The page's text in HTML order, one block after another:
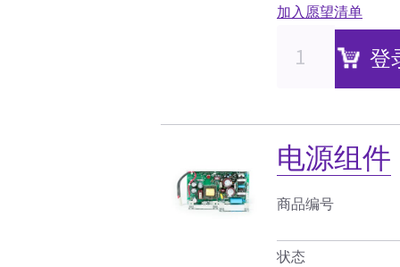
加入愿望清单
登
电源组件
商品编号
状态